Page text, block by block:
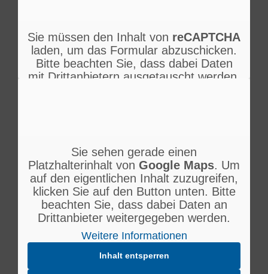
Sie müssen den Inhalt von reCAPTCHA
laden, um das Formular abzuschicken.
Bitte beachten Sie, dass dabei Daten
mit Drittanbietern ausgetauscht werden.
entsperren
Sie sehen gerade einen
Platzhalterinhalt von Google Maps. Um
auf den eigentlichen Inhalt zuzugreifen,
klicken Sie auf den Button unten. Bitte
beachten Sie, dass dabei Daten an
Drittanbieter weitergegeben werden.
Weitere Informationen
Inhalt entsperren